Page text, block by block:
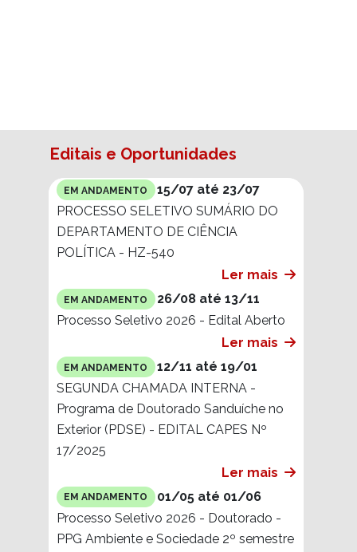
Editais e Oportunidades
EM ANDAMENTO
15/07 até 23/07
PROCESSO SELETIVO SUMÁRIO DO
DEPARTAMENTO DE CIÊNCIA
POLÍTICA - HZ-540
Ler mais
EM ANDAMENTO
26/08 até 13/11
Processo Seletivo 2026 - Edital Aberto
Ler mais
EM ANDAMENTO
12/11 até 19/01
SEGUNDA CHAMADA INTERNA -
Programa de Doutorado Sanduíche no
Exterior (PDSE) - EDITAL CAPES Nº
17/2025
Ler mais
EM ANDAMENTO
01/05 até 01/06
Processo Seletivo 2026 - Doutorado -
PPG Ambiente e Sociedade 2º semestre